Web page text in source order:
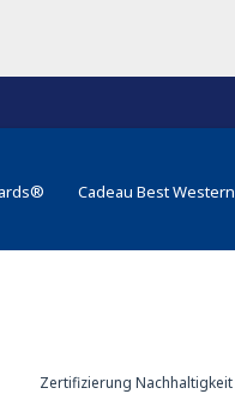
Cadeau Best Western
Zertifizierung Nachhaltigkeit